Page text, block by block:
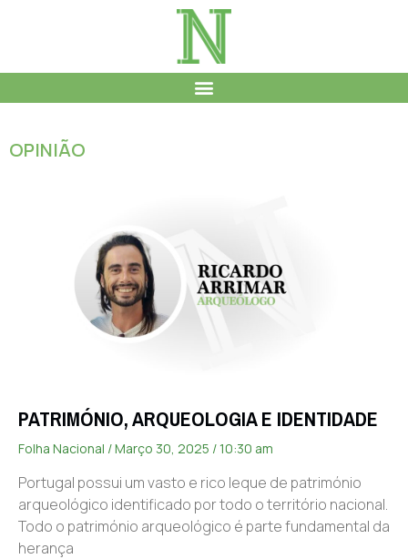
OPINIÃO
PATRIMÓNIO, ARQUEOLOGIA E IDENTIDADE
Folha Nacional Março 30, 2025 10:30 am
Portugal possui um vasto e rico leque de património
arqueológico identificado por todo o território nacional.
Todo o património arqueológico é parte fundamental da
herança